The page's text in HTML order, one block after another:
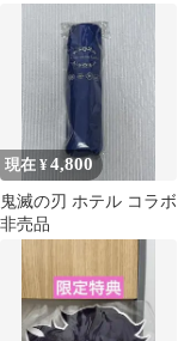
現在 ¥4,800
鬼滅の刃 ホテル コラボ
非売品